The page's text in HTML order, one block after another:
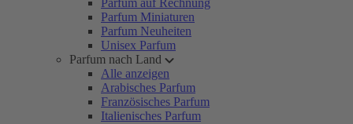
Parfum auf Rechnung
Parfum Miniaturen
Parfum Neuheiten
Unisex Parfum
Parfum nach Land
Alle anzeigen
Arabisches Parfum
Französisches Parfum
Italienisches Parfum